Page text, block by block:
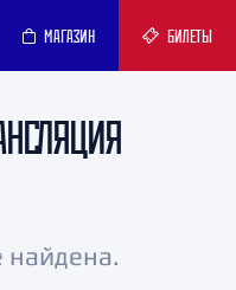
МАГАЗИН БИЛЕТЫ
найдена.